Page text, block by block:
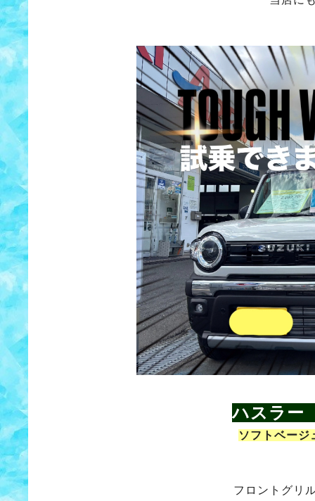
ハスラー
ソフトベージ
フロントグリ